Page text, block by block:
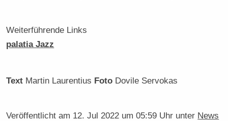
Weiterführende Links
palatia Jazz
Text Martin Laurentius Foto Dovile Servokas
Veröffentlicht am 12. Jul 2022 um 05:59 Uhr unter News